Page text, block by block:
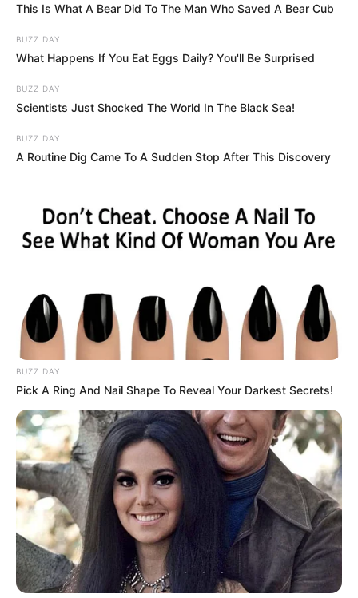
This Is What A Bear Did To The Man Who Saved A Bear Cub
BUZZ DAY
What Happens If You Eat Eggs Daily? You'll Be Surprised
BUZZ DAY
Scientists Just Shocked The World In The Black Sea!
BUZZ DAY
A Routine Dig Came To A Sudden Stop After This Discovery
BUZZ DAY
Pick A Ring And Nail Shape To Reveal Your Darkest Secrets!